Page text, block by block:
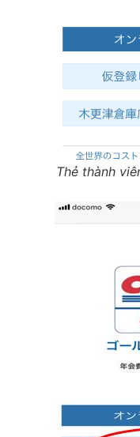
Thẻ thành